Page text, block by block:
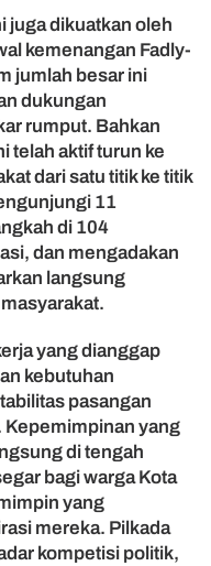
juga dikuatkan oleh
kemenangan Fadly-
jumlah besar ini
dukungan
rumput. Bahkan
telah aktif turun ke
dari satu titik ke titik
11
di 104
dan mengadakan
langsung
yang dianggap
kebutuhan
pasangan
Kepemimpinan yang
di tengah
bagi warga Kota
yang
mereka. Pilkada
kompetisi politik,